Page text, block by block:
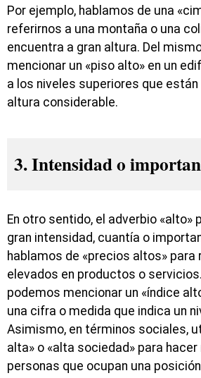
Por ejemplo, hablamos de una
referirnos a una montaña o una
encuentra a gran altura. Del
mencionar un «piso alto» en un
a los niveles superiores que
altura considerable.
3. Intensidad o
En otro sentido, el adverbio «alto»
gran intensidad, cuantía o
hablamos de «precios altos»
elevados en productos o
podemos mencionar un «índice
una cifra o medida que indica un
Asimismo, en términos sociales,
alta» o «alta sociedad» para
personas que ocupan una